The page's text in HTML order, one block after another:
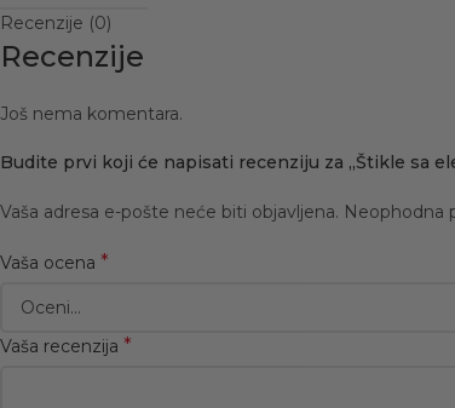
Recenzije (0)
Recenzije
Još nema komentara.
Budite prvi koji će napisati recenziju za „Štikle sa
Vaša adresa e-pošte neće biti objavljena. Neophodna
Vaša ocena *
Vaša recenzija *